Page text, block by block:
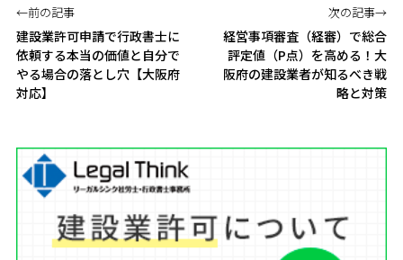
←前の記事
建設業許可申請で行政書士に
依頼する本当の価値と自分で
やる場合の落とし穴【大阪府
対応】
次の記事→
経営事項審査（経審）で総合
評定値（P点）を高める！大
阪府の建設業者が知るべき戦
略と対策